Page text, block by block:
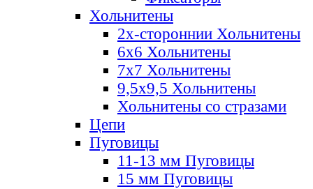
Хольнитены
2х-стороннии Хольнитены
6х6 Хольнитены
7х7 Хольнитены
9,5х9,5 Хольнитены
Хольнитены со стразами
Цепи
Пуговицы
11-13 мм Пуговицы
15 мм Пуговицы